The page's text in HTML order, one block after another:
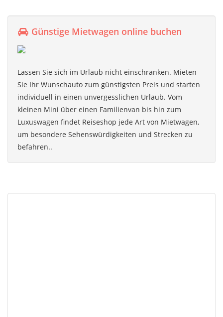
Günstige Mietwagen online buchen
Lassen Sie sich im Urlaub nicht einschränken. Mieten
Sie Ihr Wunschauto zum günstigsten Preis und starten
individuell in einen unvergesslichen Urlaub. Vom
kleinen Mini über einen Familienvan bis hin zum
Luxuswagen findet Reiseshop jede Art von Mietwagen,
um besondere Sehenswürdigkeiten und Strecken zu
befahren..